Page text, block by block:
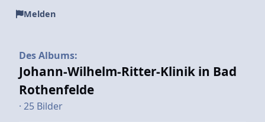
Melden
Des Albums:
Johann-Wilhelm-Ritter-Klinik in Bad
Rothenfelde
· 25 Bilder